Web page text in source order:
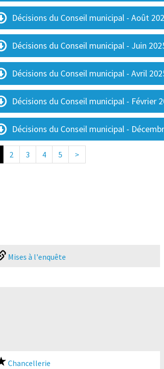
Décisions du Conseil municipal - Août
Décisions du Conseil municipal - Juin
Décisions du Conseil municipal - Avril
Décisions du Conseil municipal - Février
Décisions du Conseil municipal -
2 3 4 5 >
Mises à l'enquête
Chancellerie